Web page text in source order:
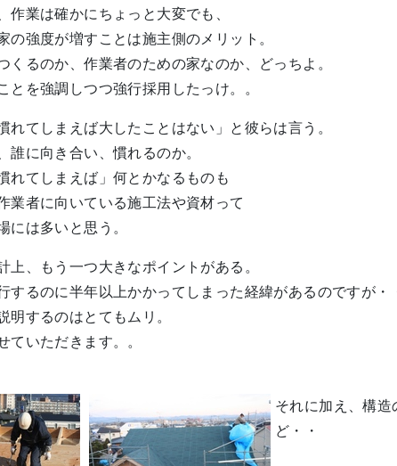
業は確かにちょっと大変でも、
強度が増すことは施主側のメリット。
るのか、作業者のための家なのか、どっちよ。
を強調しつつ強行採用したっけ。。
てしまえば大したことはない」と彼らは言う。
に向き合い、慣れるのか。
れてしまえば」何とかなるものも
業者に向いている施工法や資材って
は多いと思う。
、もう一つ大きなポイントがある。
るのに半年以上かかってしまった経緯があるのですが・
するのはとてもムリ。
いただきます。。
それに加え、構造
ど・・